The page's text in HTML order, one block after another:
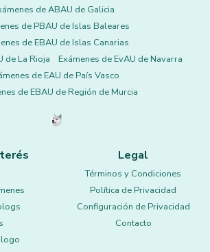
de ABAU de Galicia
de PBAU de Islas Baleares
de EBAU de Islas Canarias
de La Rioja
Exámenes de EvAU de Navarra
de EAU de País Vasco
de EBAU de Región de Murcia
Legal
Términos y Condiciones
Política de Privacidad
Configuración de Privacidad
Contacto